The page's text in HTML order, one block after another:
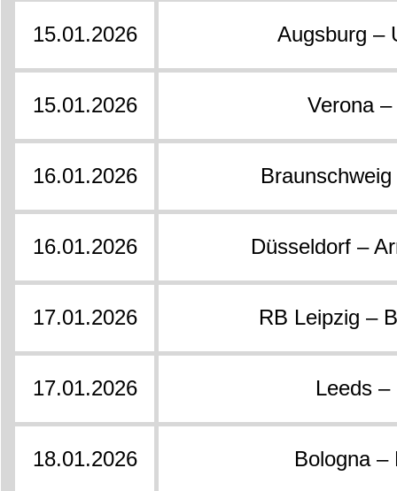
15.01.2026 Augsburg –
15.01.2026 Verona
16.01.2026
16.01.2026 Düsseldorf –
17.01.2026 RB Leipzig –
17.01.2026 Leeds –
18.01.2026 Bologna –